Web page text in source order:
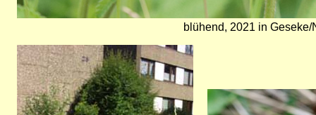
blühend, 2021 in
Bild
Bild